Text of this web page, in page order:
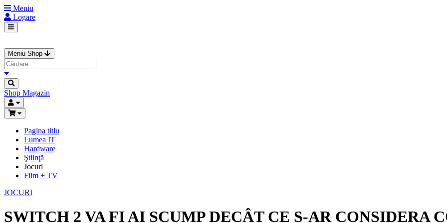
Meniu
Logare
Meniu Shop
Shop Magazin
Pagina titlu
Lumea IT
Hardware
Ştiinţă
Jocuri
Film + TV
JOCURI
SWITCH 2 VA FI AI SCUMP DECÂT CE S-AR CONSIDERA